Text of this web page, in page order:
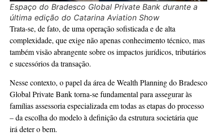
Espaço do Bradesco Global Private Bank durante a
última edição do Catarina Aviation Show
Trata-se, de fato, de uma operação sofisticada e de alta
complexidade, que exige não apenas conhecimento técnico, mas
também visão abrangente sobre os impactos jurídicos, tributários
e sucessórios da transação.
Nesse contexto, o papel da área de Wealth Planning do Bradesco
Global Private Bank torna-se fundamental para assegurar às
famílias assessoria especializada em todas as etapas do processo
– da escolha do modelo à definição da estrutura societária que
irá deter o bem.